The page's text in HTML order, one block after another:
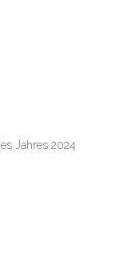
Jahres 2024